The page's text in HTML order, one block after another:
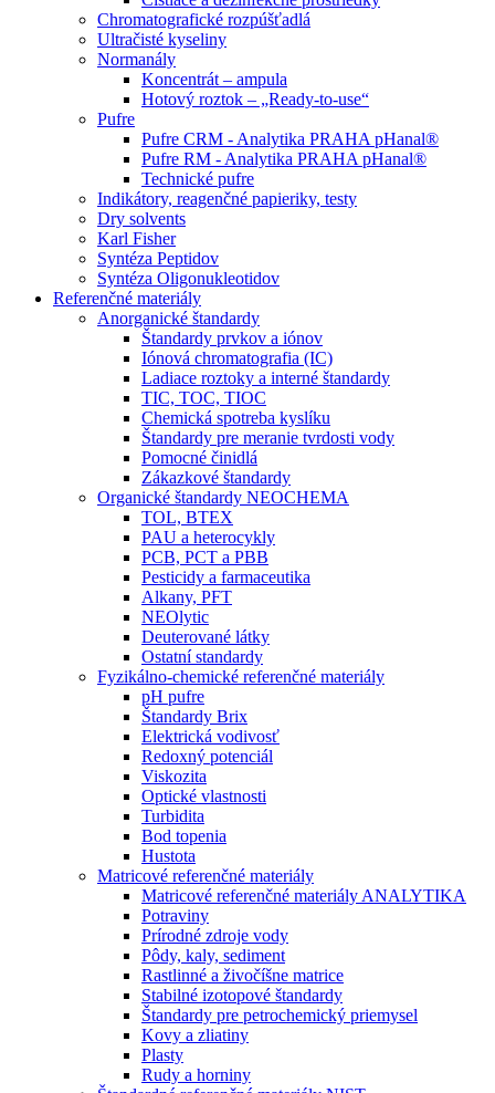
Chromatografické rozpúšťadlá
Ultračisté kyseliny
Normanály
Koncentrát – ampula
Hotový roztok – „Ready-to-use“
Pufre
Pufre CRM - Analytika PRAHA pHanal®
Pufre RM - Analytika PRAHA pHanal®
Technické pufre
Indikátory, reagenčné papieriky, testy
Dry solvents
Karl Fisher
Syntéza Peptidov
Syntéza Oligonukleotidov
Referenčné materiály
Anorganické štandardy
Štandardy prvkov a iónov
Iónová chromatografia (IC)
Ladiace roztoky a interné štandardy
TIC, TOC, TIOC
Chemická spotreba kyslíku
Štandardy pre meranie tvrdosti vody
Pomocné činidlá
Zákazkové štandardy
Organické štandardy NEOCHEMA
TOL, BTEX
PAU a heterocykly
PCB, PCT a PBB
Pesticidy a farmaceutika
Alkany, PFT
NEOlytic
Deuterované látky
Ostatní standardy
Fyzikálno-chemické referenčné materiály
pH pufre
Štandardy Brix
Elektrická vodivosť
Redoxný potenciál
Viskozita
Optické vlastnosti
Turbidita
Bod topenia
Hustota
Matricové referenčné materiály
Matricové referenčné materiály ANALYTIKA
Potraviny
Prírodné zdroje vody
Pôdy, kaly, sediment
Rastlinné a živočíšne matrice
Stabilné izotopové štandardy
Štandardy pre petrochemický priemysel
Kovy a zliatiny
Plasty
Rudy a horniny